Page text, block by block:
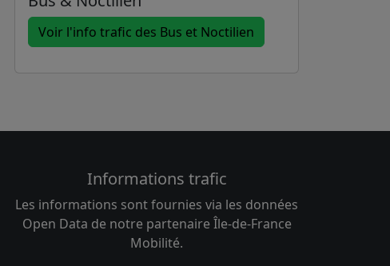
Voir l'info trafic des Bus et Noctilien
Informations trafic
Les informations sont fournies via les données
Open Data de notre partenaire Île-de-France
Mobilité.